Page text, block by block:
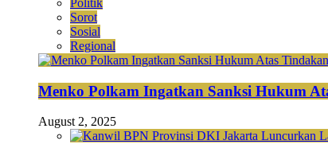
Sorot
Sosial
Regional
Menko Polkam Ingatkan Sanksi Hukum
August 2, 2025